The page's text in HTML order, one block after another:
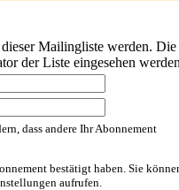
Mailingliste werden.
der Liste eingesehen
dass andere Ihr Abonnement
bestätigt haben. Sie
aufrufen.